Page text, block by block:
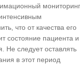
мониторинг
что от качества его
оставлять
в этот период